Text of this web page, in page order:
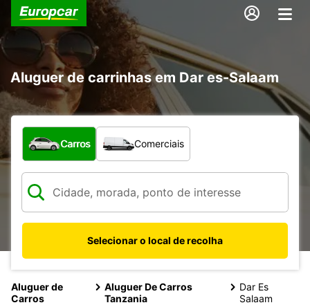
Aluguer de carrinhas em Dar es-Salaam
Que tipo de veículo pretende?
Carros Comerciais
Selecionar o local de recolha
Aluguer de
Carros
Aluguer De Carros
Tanzania
Dar Es
Salaam